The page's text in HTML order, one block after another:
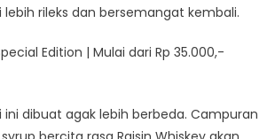
rileks dan bersemangat kembali.
Edition | Mulai dari Rp 35.000,-
ini dibuat agak lebih berbeda. Campuran